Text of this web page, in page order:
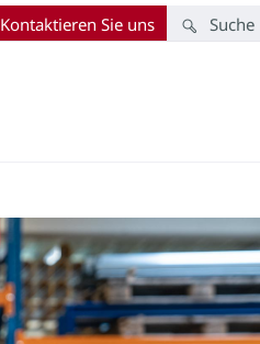
Suche
Kontaktieren Sie uns